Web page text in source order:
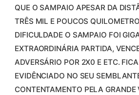
QUE O SAMPAIO APESAR DA
TRÊS MIL E POUCOS
DIFICULDADE O SAMPAIO FOI
EXTRAORDINÁRIA PARTIDA,
ADVERSÁRIO POR 2X0 E ETC.
EVIDÊNCIADO NO SEU
CONTENTAMENTO PELA